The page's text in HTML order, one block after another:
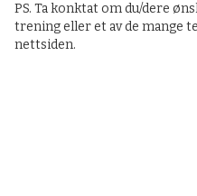
PS. Ta konktat om du/dere
trening eller et av de mange
nettsiden.